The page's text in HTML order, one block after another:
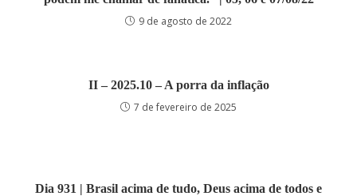
9 de agosto de 2022
II – 2025.10 – A porra da inflação
7 de fevereiro de 2025
Dia 931 | Brasil acima de tudo, Deus acima de todos e